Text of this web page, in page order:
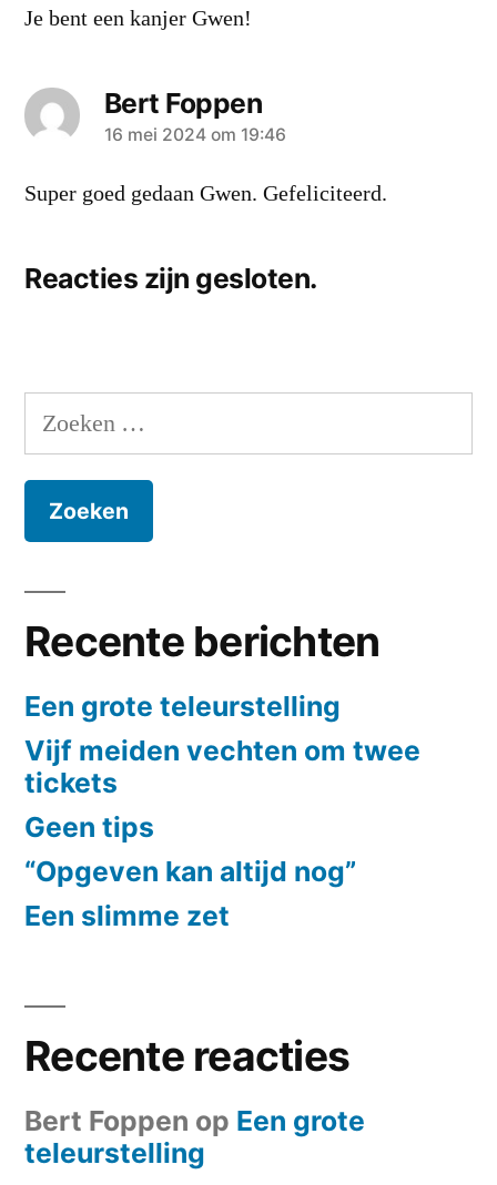
Je bent een kanjer Gwen!
Bert Foppen
zei:
16 mei 2024 om 19:46
Super goed gedaan Gwen. Gefeliciteerd.
Reacties zijn gesloten.
Zoeken
naar:
Recente berichten
Een grote teleurstelling
Vijf meiden vechten om twee
tickets
Geen tips
“Opgeven kan altijd nog”
Een slimme zet
Recente reacties
Bert Foppen op Een grote
teleurstelling